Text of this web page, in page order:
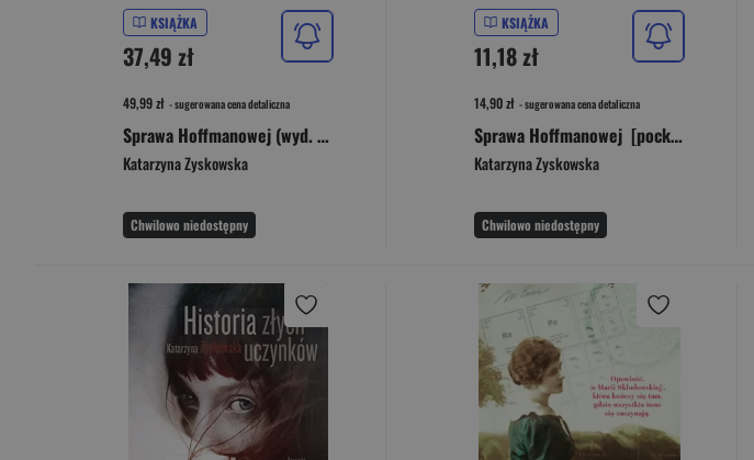
KSIĄŻKA
37,49 zł
49,99 zł - sugerowana cena detaliczna
Sprawa Hoffmanowej (wyd. 2023)
Katarzyna Zyskowska
Chwilowo niedostępny
KSIĄŻKA
11,18 zł
14,90 zł - sugerowana cena detaliczna
Sprawa Hoffmanowej [pocket]
Katarzyna Zyskowska
Chwilowo niedostępny